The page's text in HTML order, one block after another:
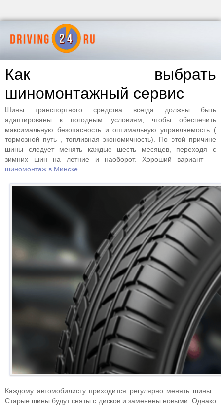
Как выбрать
шиномонтажный сервис
Шины транспортного средства всегда должны быть
адаптированы к погодным условиям, чтобы обеспечить
максимальную безопасность и оптимальную управляемость (
тормозной путь , топливная экономичность). По этой причине
шины следует менять каждые шесть месяцев, переходя с
зимних шин на летние и наоборот. Хороший вариант —
шиномонтаж в Минске
Каждому автомобилисту приходится регулярно менять шины .
Старые шины будут сняты с дисков и заменены новыми. Однако